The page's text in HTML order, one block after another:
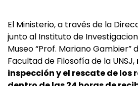
El Ministerio, a través de la
junto al Instituto de
Museo “Prof. Mariano Gambier”
Facultad de Filosofía de la UNSJ,
inspección y el rescate de los